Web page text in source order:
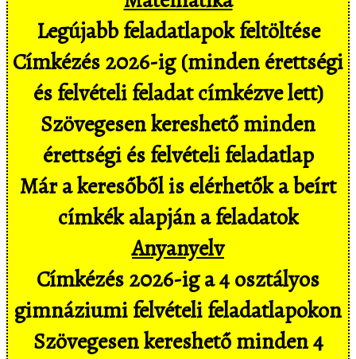
Legújabb feladatlapok feltöltése
Címkézés 2026-ig (minden érettségi
és felvételi feladat címkézve lett)
Szövegesen kereshető minden
érettségi és felvételi feladatlap
Már a keresőből is elérhetők a beírt
címkék alapján a feladatok
Anyanyelv
Címkézés 2026-ig a 4 osztályos
gimnáziumi felvételi feladatlapokon
Szövegesen kereshető minden 4